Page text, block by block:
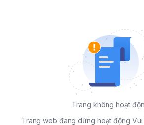
Trang không hoạt
Trang web đang dừng hoạt động